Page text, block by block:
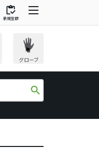
inventory
新規登録
グローブ
search